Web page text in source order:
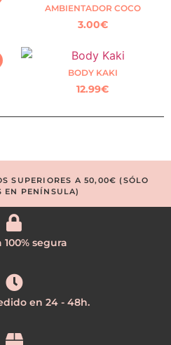
AMBIENTADOR COCO
3.00€
BODY KAKI
12.99€
SUPERIORES A 50,00€ (SÓLO
EN PENÍNSULA)
100% segura
en 24 - 48h.